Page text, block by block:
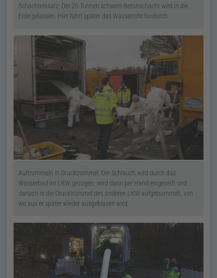
Schachteinsatz: Der 20 Tonnen schwere Betonschacht wird in die
Erde gelassen. Hier führt später das Wasserrohr hindurch.
Auftrommeln in Drucktrommel: Der Schlauch wird durch das
Wasserbad im LKW gezogen, wird dann per Hand eingeseift und
danach in die Drucktrommel des anderen LKW aufgetrommelt, von
wo aus er später wieder ausgeblasen wird.